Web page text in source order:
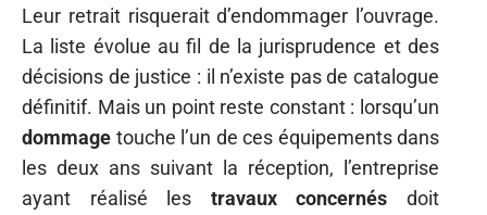
Leur retrait risquerait d’endommager l’ouvrage.
La liste évolue au fil de la jurisprudence et des
décisions de justice : il n’existe pas de catalogue
définitif. Mais un point reste constant : lorsqu’un
dommage touche l’un de ces équipements dans
les deux ans suivant la réception, l’entreprise
ayant réalisé les travaux concernés doit